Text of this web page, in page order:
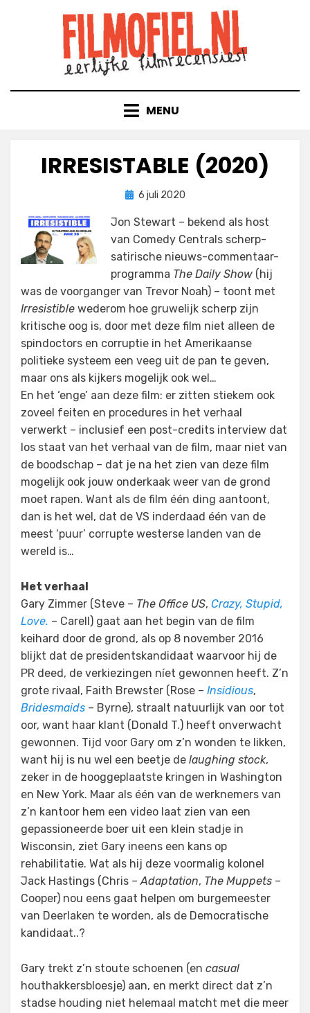
MENU
IRRESISTABLE (2020)
door Filmofiel.nl
Geplaatst
6 juli 2020
Jon Stewart – bekend als host
van Comedy Centrals scherp-
satirische nieuws-commentaar-
programma The Daily Show (hij
was de voorganger van Trevor Noah) – toont met
Irresistible wederom hoe gruwelijk scherp zijn
kritische oog is, door met deze film niet alleen de
spindoctors en corruptie in het Amerikaanse
politieke systeem een veeg uit de pan te geven,
maar ons als kijkers mogelijk ook wel…
En het ‘enge’ aan deze film: er zitten stiekem ook
zoveel feiten en procedures in het verhaal
verwerkt – inclusief een post-credits interview dat
los staat van het verhaal van de film, maar niet van
de boodschap – dat je na het zien van deze film
mogelijk ook jouw onderkaak weer van de grond
moet rapen. Want als de film één ding aantoont,
dan is het wel, dat de VS inderdaad één van de
meest ‘puur’ corrupte westerse landen van de
wereld is…
Het verhaal
Gary Zimmer (Steve – The Office US, Crazy, Stupid,
Love. – Carell) gaat aan het begin van de film
keihard door de grond, als op 8 november 2016
blijkt dat de presidentskandidaat waarvoor hij de
PR deed, de verkiezingen níet gewonnen heeft. Z’n
grote rivaal, Faith Brewster (Rose – Insidious,
Bridesmaids – Byrne), straalt natuurlijk van oor tot
oor, want haar klant (Donald T.) heeft onverwacht
gewonnen. Tijd voor Gary om z’n wonden te likken,
want hij is nu wel een beetje de laughing stock,
zeker in de hooggeplaatste kringen in Washington
en New York. Maar als één van de werknemers van
z’n kantoor hem een video laat zien van een
gepassioneerde boer uit een klein stadje in
Wisconsin, ziet Gary ineens een kans op
rehabilitatie. Wat als hij deze voormalig kolonel
Jack Hastings (Chris –Adaptation, The Muppets –
Cooper) nou eens gaat helpen om burgemeester
van Deerlaken te worden, als de Democratische
kandidaat..?
Gary trekt z’n stoute schoenen (en casual
houthakkersbloesje) aan, en merkt direct dat z’n
stadse houding niet helemaal matcht met die meer